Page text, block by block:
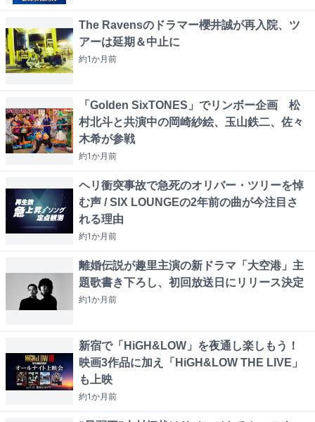
The Ravensのドラマー櫻井誠が再入院、ツ
アーは延期＆中止に
約1か月前
「Golden SixTONES」でリンボー企画 松
村北斗と共演中の岡崎紗絵、玉山鉄二、佐々
木希が参戦
約1か月前
ヘリ衝突事故で急死のオリバー・ツリーを悼
む声 / SIX LOUNGEの2年前の曲が今注目さ
れる理由
約1か月前
離婚伝説が趣里主演の新ドラマ「大空港」主
題歌書き下ろし、初回放送日にリリース決定
約1か月前
新宿で「HiGH&LOW」を夜通し楽しもう！
映画3作品に加え「HiGH&LOW THE LIVE」
も上映
約1か月前